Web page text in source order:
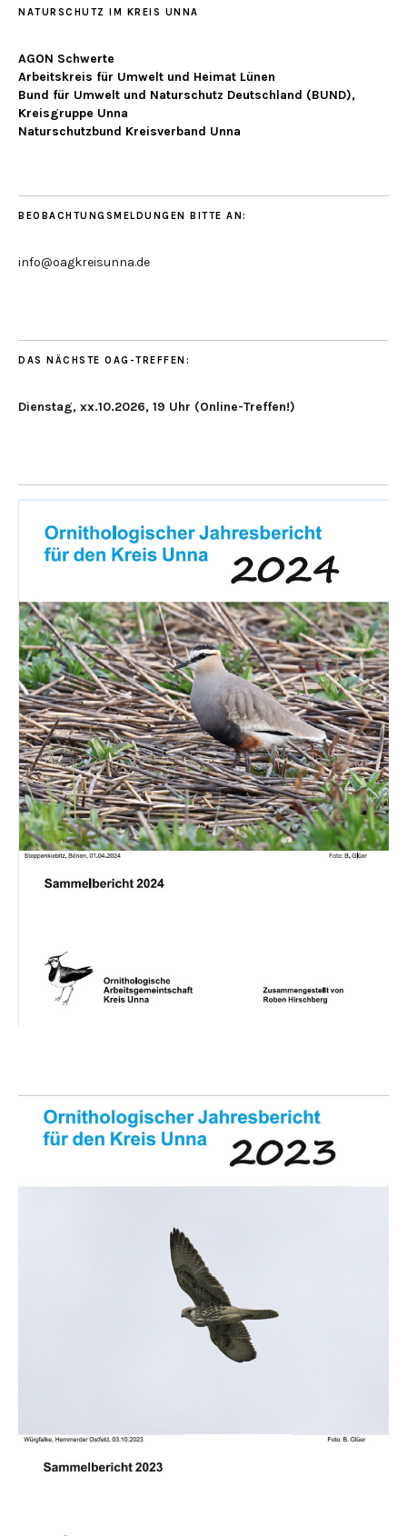
NATURSCHUTZ IM KREIS UNNA
AGON Schwerte
Arbeitskreis für Umwelt und Heimat Lünen
Bund für Umwelt und Naturschutz Deutschland (BUND),
Kreisgruppe Unna
Naturschutzbund Kreisverband Unna
BEOBACHTUNGSMELDUNGEN BITTE AN:
info@oagkreisunna.de
DAS NÄCHSTE OAG-TREFFEN:
Dienstag, xx.10.2026, 19 Uhr (Online-Treffen!)